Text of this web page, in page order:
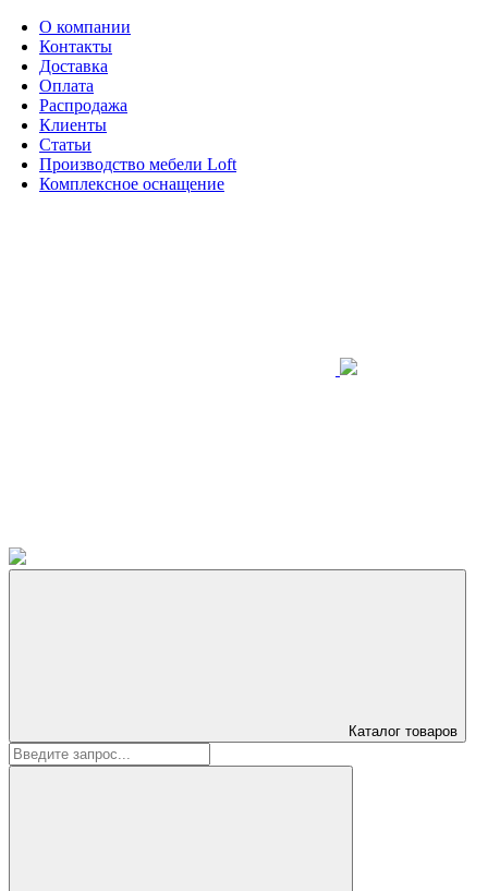
О компании
Контакты
Доставка
Оплата
Распродажа
Клиенты
Статьи
Производство мебели Loft
Комплексное оснащение
Каталог товаров